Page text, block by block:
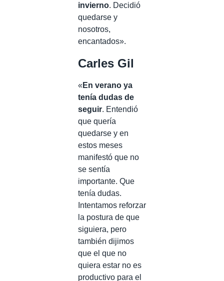
invierno. Decidió
quedarse y
nosotros,
encantados».
Carles Gil
« En verano ya
tenía dudas de
seguir. Entendió
que quería
quedarse y en
estos meses
manifestó que no
se sentía
importante. Que
tenía dudas.
Intentamos reforzar
la postura de que
siguiera, pero
también dijimos
que el que no
quiera estar no es
productivo para el